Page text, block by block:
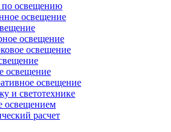
освещению
освещение
освещение
освещение
освещение
освещение
и светотехнике
освещением
расчет